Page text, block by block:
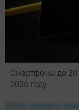
Смартфоны до 20
2026 году